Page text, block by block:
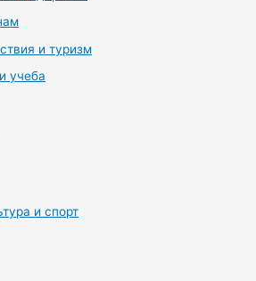
и туризм
учеба
и спорт